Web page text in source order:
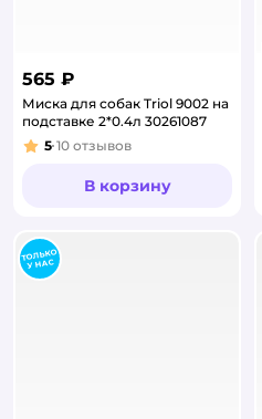
565 ₽
Миска для собак Triol 9002 на
подставке 2*0.4л 30261087
Рейтинг:
5 10 отзывов
В корзину